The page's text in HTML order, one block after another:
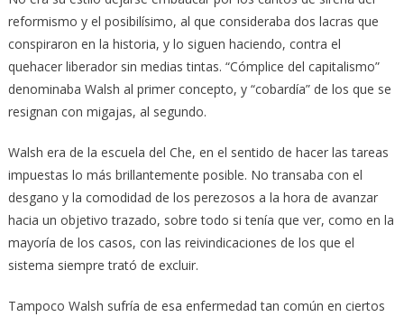
reformismo y el posibilísimo, al que consideraba dos lacras que
conspiraron en la historia, y lo siguen haciendo, contra el
quehacer liberador sin medias tintas. “Cómplice del capitalismo”
denominaba Walsh al primer concepto, y “cobardía” de los que se
resignan con migajas, al segundo.
Walsh era de la escuela del Che, en el sentido de hacer las tareas
impuestas lo más brillantemente posible. No transaba con el
desgano y la comodidad de los perezosos a la hora de avanzar
hacia un objetivo trazado, sobre todo si tenía que ver, como en la
mayoría de los casos, con las reivindicaciones de los que el
sistema siempre trató de excluir.
Tampoco Walsh sufría de esa enfermedad tan común en ciertos